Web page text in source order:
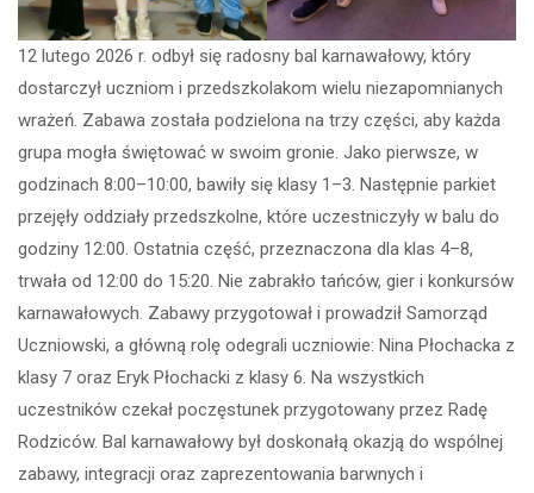
12 lutego 2026 r. odbył się radosny bal karnawałowy, który
dostarczył uczniom i przedszkolakom wielu niezapomnianych
wrażeń. Zabawa została podzielona na trzy części, aby każda
grupa mogła świętować w swoim gronie. Jako pierwsze, w
godzinach 8:00–10:00, bawiły się klasy 1–3. Następnie parkiet
przejęły oddziały przedszkolne, które uczestniczyły w balu do
godziny 12:00. Ostatnia część, przeznaczona dla klas 4–8,
trwała od 12:00 do 15:20. Nie zabrakło tańców, gier i konkursów
karnawałowych. Zabawy przygotował i prowadził Samorząd
Uczniowski, a główną rolę odegrali uczniowie: Nina Płochacka z
klasy 7 oraz Eryk Płochacki z klasy 6. Na wszystkich
uczestników czekał poczęstunek przygotowany przez Radę
Rodziców. Bal karnawałowy był doskonałą okazją do wspólnej
zabawy, integracji oraz zaprezentowania barwnych i